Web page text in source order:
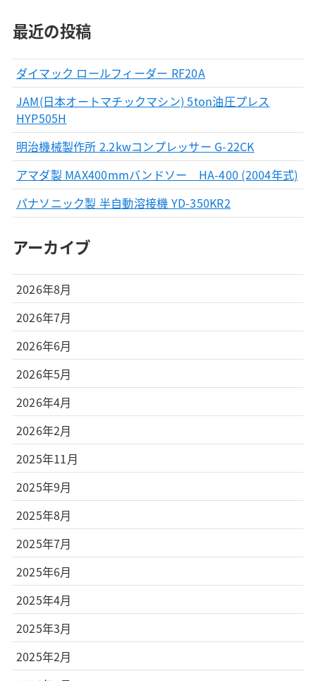
最近の投稿
ダイマック ロールフィーダー RF20A
JAM(日本オートマチックマシン) 5ton油圧プレス
HYP505H
明治機械製作所 2.2kwコンプレッサー G-22CK
アマダ製 MAX400mmバンドソー HA-400 (2004年式)
パナソニック製 半自動溶接機 YD-350KR2
アーカイブ
2026年8月
2026年7月
2026年6月
2026年5月
2026年4月
2026年2月
2025年11月
2025年9月
2025年8月
2025年7月
2025年6月
2025年4月
2025年3月
2025年2月